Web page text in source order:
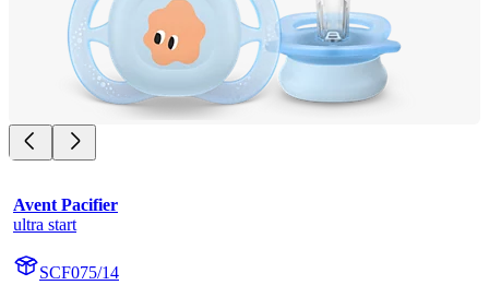
Avent Pacifier
ultra start
SCF075/14